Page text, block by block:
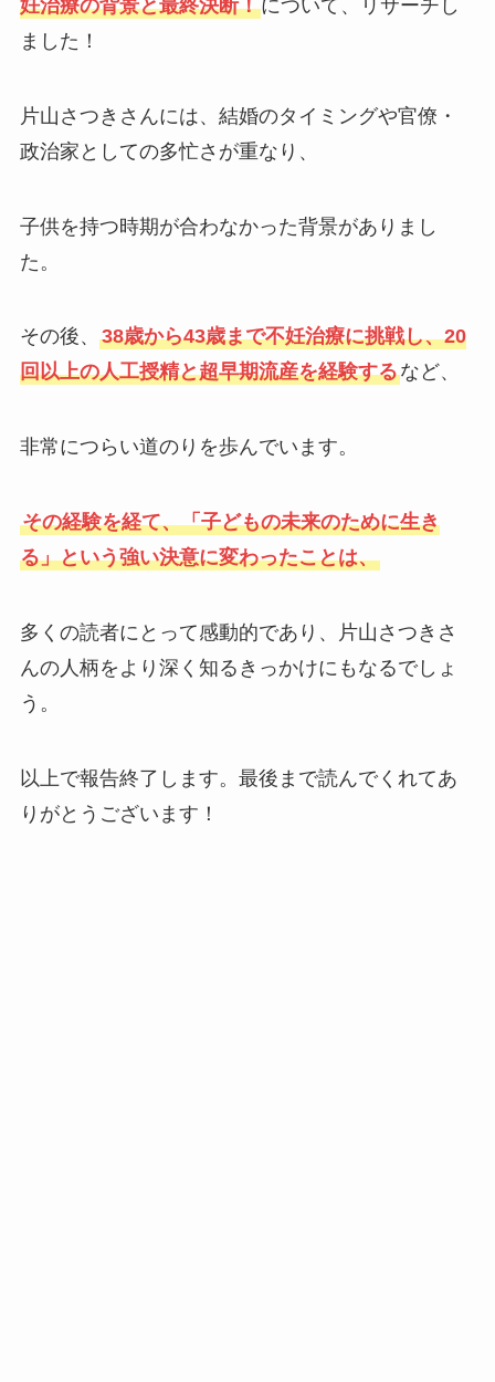
妊治療の背景と最終決断！について、リサーチし
ました！
片山さつきさんには、結婚のタイミングや官僚・
政治家としての多忙さが重なり、
子供を持つ時期が合わなかった背景がありまし
た。
その後、 38歳から43歳まで不妊治療に挑戦し、20
回以上の人工授精と超早期流産を経験するなど、
非常につらい道のりを歩んでいます。
その経験を経て、「子どもの未来のために生き
る」という強い決意に変わったことは、
多くの読者にとって感動的であり、片山さつきさ
んの人柄をより深く知るきっかけにもなるでしょ
う。
以上で報告終了します。最後まで読んでくれてあ
りがとうございます！